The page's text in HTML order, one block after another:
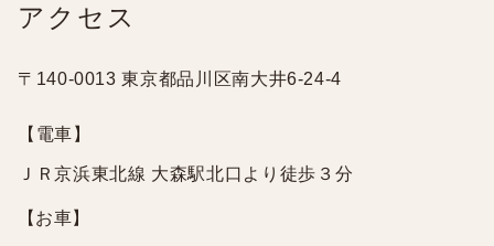
アクセス
〒140-0013 東京都品川区南大井6-24-4
【電車】
ＪＲ京浜東北線 大森駅北口より徒歩３分
【お車】